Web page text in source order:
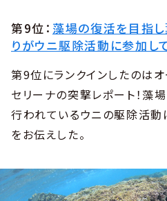
第9位： 藻場の復活を目指し
りがウニ駆除活動に参加し
第9位にランクインしたのはオ
セリーナの突撃レポート！藻
行われているウニの駆除活動
をお伝えした。